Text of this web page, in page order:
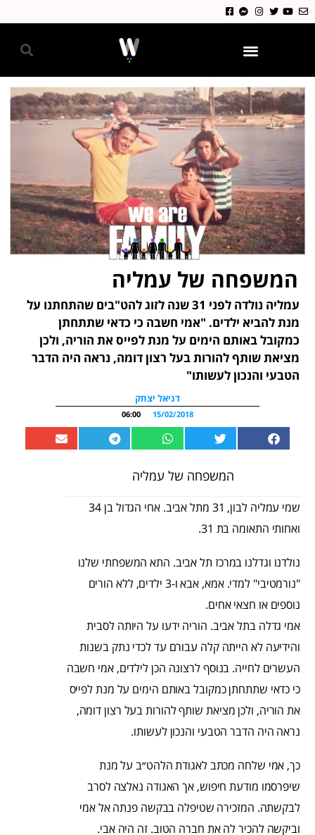
המשפחה של עמליה
עמליה נולדה לפני 31 שנה לזוג להט"בים שהתחתנו על
מנת להביא ילדים. "אמי חשבה כי כדאי שתתחתן
כמקובל באותם הימים על מנת לפייס את הוריה, ולכן
מציאת שותף להורות בעל רצון דומה, נראה היה הדבר
הטבעי והנכון לעשותו"
דניאל יצחק
15/02/2018
06:00
המשפחה של עמליה
שמי עמליה לבון, 31 מתל אביב. אחי הגדול בן 34
ואחותי התאומה בת 31.
נולדנו וגדלנו במרכז תל אביב. התא המשפחתי שלנו
"נורמטיבי" למדי. אמא, אבא ו-3 ילדים, ללא הורים
נוספים או חצאי אחים.
אמי גדלה בתל אביב. הוריה ידעו על היותה לסבית
והידיעה לא הייתה קלה עבורם עד לכדי נתק בשנות
העשרים לחייה. בנוסף לרצונה הכן לילדים, אמי חשבה
כי כדאי שתתחתן כמקובל באותם הימים על מנת לפייס
את הוריה, ולכן מציאת שותף להורות בעל רצון דומה,
נראה היה הדבר הטבעי והנכון לעשותו.
כך, אמי שלחה מכתב לאגודת הלהט״ב על מנת
שיפרסמו מודעת חיפוש, אך האגודה נאלצה לסרב
לבקשתה. המזכירה שטיפלה בבקשה פנתה אל אמי
וביקשה להכיר לה את חברה הטוב. זה היה אבי.